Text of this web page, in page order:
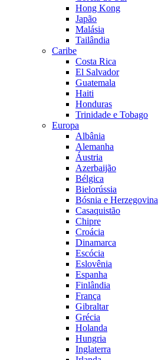
Hong Kong
Japão
Malásia
Tailândia
Caribe
Costa Rica
El Salvador
Guatemala
Haiti
Honduras
Trinidade e Tobago
Europa
Albânia
Alemanha
Áustria
Azerbaijão
Bélgica
Bielorússia
Bósnia e Herzegovina
Casaquistão
Chipre
Croácia
Dinamarca
Escócia
Eslovênia
Espanha
Finlândia
França
Gibraltar
Grécia
Holanda
Hungria
Inglaterra